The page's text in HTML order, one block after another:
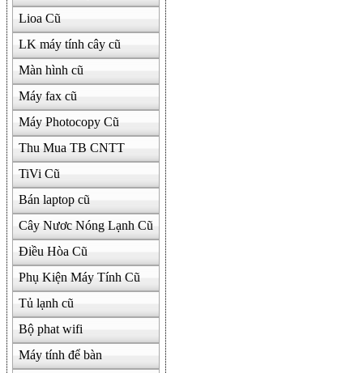
Lioa Cũ
LK máy tính cây cũ
Màn hình cũ
Máy fax cũ
Máy Photocopy Cũ
Thu Mua TB CNTT
TiVi Cũ
Bán laptop cũ
Cây Nươc Nóng Lạnh Cũ
Điều Hòa Cũ
Phụ Kiện Máy Tính Cũ
Tủ lạnh cũ
Bộ phat wifi
Máy tính để bàn